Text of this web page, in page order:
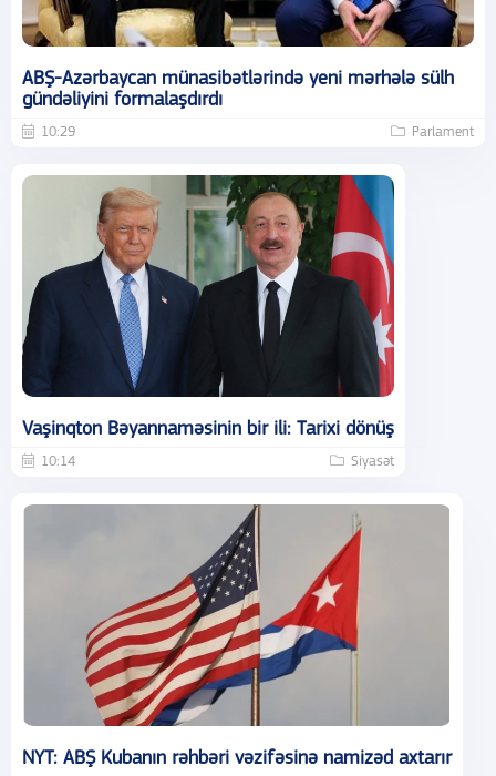
ABŞ-Azərbaycan münasibətlərində yeni mərhələ sülh
gündəliyini formalaşdırdı
10:29 Parlament
Vaşinqton Bəyannaməsinin bir ili: Tarixi dönüş
10:14 Siyasət
NYT: ABŞ Kubanın rəhbəri vəzifəsinə namizəd axtarır